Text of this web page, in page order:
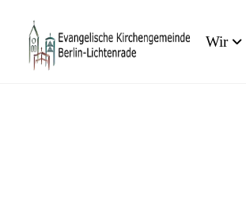
Wir